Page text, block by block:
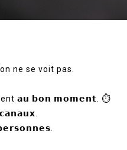
ne se voit pas.
𝗮𝘂 𝗯𝗼𝗻 𝗺𝗼𝗺𝗲𝗻𝘁. ⏱️